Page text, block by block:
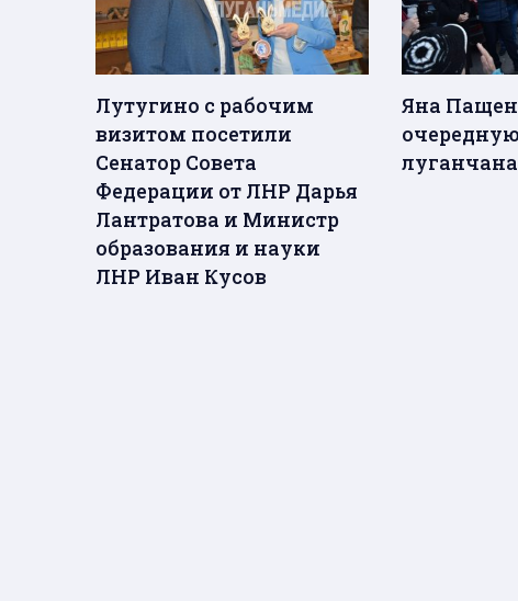
Лутугино с рабочим
визитом посетили
Сенатор Совета
Федерации от ЛНР Дарья
Лантратова и Министр
образования и науки
ЛНР Иван Кусов
Яна